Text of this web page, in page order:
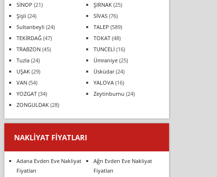
SİNOP (21) ŞIRNAK(25)
Şişli (24) SİVAS(76)
Sultanbeyli (24) TALEP (589)
TEKİRDAĞ(47) TOKAT(48)
TRABZON(45) TUNCELİ (16)
Tuzla(24) Ümraniye(25)
UŞAK(29) Üsküdar(24)
VAN(54) YALOVA(16)
YOZGAT(34) Zeytinburnu (24)
ZONGULDAK(28)
NAKLIYAT FIYATLARI
Adana Evden Eve Nakliyat
Fiyatları
Ağrı Evden Eve Nakliyat
Fiyatları